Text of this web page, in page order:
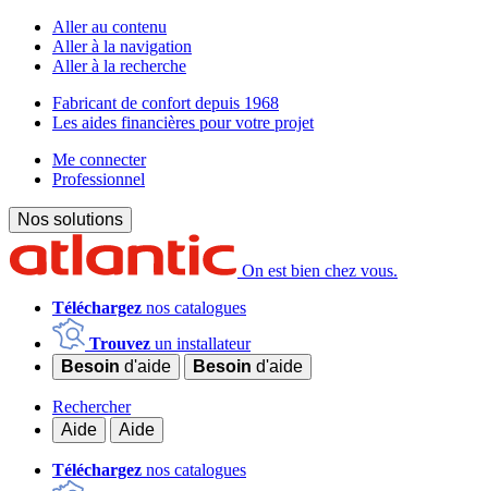
Aller au contenu
Aller à la navigation
Aller à la recherche
Fabricant de confort depuis 1968
Les aides financières pour votre projet
Me connecter
Professionnel
Nos solutions
On est bien chez vous.
Téléchargez nos catalogues
Trouvez un installateur
Besoin d'aide Besoin d'aide
Rechercher
Aide
Aide
Téléchargez nos catalogues